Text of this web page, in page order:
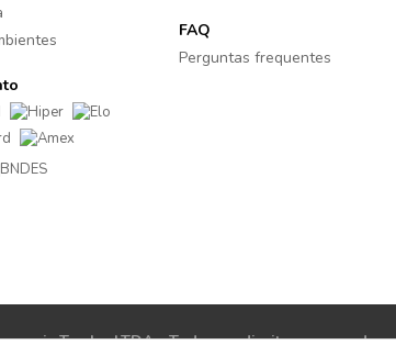
FAQ
Perguntas frequentes
Tambo LTDA - Todos os direitos reservados.